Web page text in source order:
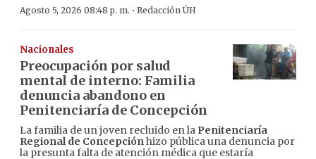
Agosto 5, 2026 08:48 p. m. · Redacción ÚH
Nacionales
Preocupación por salud
mental de interno: Familia
denuncia abandono en
Penitenciaría de Concepción
La familia de un joven recluido en la Penitenciaría
Regional de Concepciónhizo pública una denuncia por
la presunta falta de atención médica que estaría